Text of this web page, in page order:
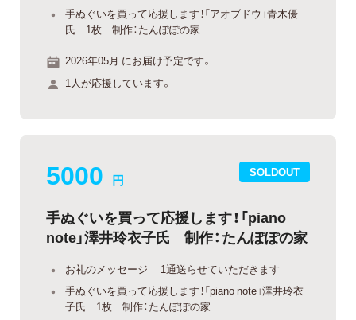
手ぬぐいを買って応援します！「アオブドウ」青木優
氏 1枚 制作：たんぽぽの家
2026年05月 にお届け予定です。
1人が応援しています。
SOLDOUT
5000 円
手ぬぐいを買って応援します！「piano
note」澤井玲衣子氏 制作：たんぽぽの家
お礼のメッセージ 1通送らせていただきます
手ぬぐいを買って応援します！「piano note」澤井玲衣
子氏 1枚 制作：たんぽぽの家